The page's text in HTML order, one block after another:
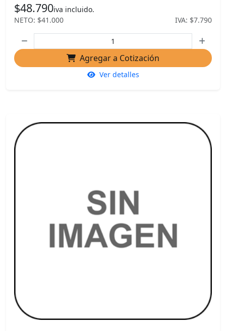
$48.790iva incluido.
NETO: $41.000
IVA: $7.790
Agregar a Cotización
Ver detalles